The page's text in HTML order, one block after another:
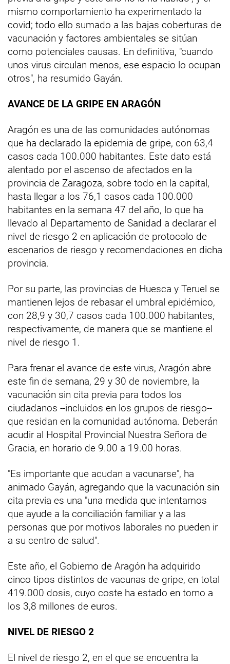
mismo comportamiento ha experimentado la
covid; todo ello sumado a las bajas coberturas de
vacunación y factores ambientales se sitúan
como potenciales causas. En definitiva, "cuando
unos virus circulan menos, ese espacio lo ocupan
otros", ha resumido Gayán.
AVANCE DE LA GRIPE EN ARAGÓN
Aragón es una de las comunidades autónomas
que ha declarado la epidemia de gripe, con 63,4
casos cada 100.000 habitantes. Este dato está
alentado por el ascenso de afectados en la
provincia de Zaragoza, sobre todo en la capital,
hasta llegar a los 76,1 casos cada 100.000
habitantes en la semana 47 del año, lo que ha
llevado al Departamento de Sanidad a declarar el
nivel de riesgo 2 en aplicación de protocolo de
escenarios de riesgo y recomendaciones en dicha
provincia.
Por su parte, las provincias de Huesca y Teruel se
mantienen lejos de rebasar el umbral epidémico,
con 28,9 y 30,7 casos cada 100.000 habitantes,
respectivamente, de manera que se mantiene el
nivel de riesgo 1.
Para frenar el avance de este virus, Aragón abre
este fin de semana, 29 y 30 de noviembre, la
vacunación sin cita previa para todos los
ciudadanos --incluidos en los grupos de riesgo--
que residan en la comunidad autónoma. Deberán
acudir al Hospital Provincial Nuestra Señora de
Gracia, en horario de 9.00 a 19.00 horas.
"Es importante que acudan a vacunarse", ha
animado Gayán, agregando que la vacunación sin
cita previa es una "una medida que intentamos
que ayude a la conciliación familiar y a las
personas que por motivos laborales no pueden ir
a su centro de salud".
Este año, el Gobierno de Aragón ha adquirido
cinco tipos distintos de vacunas de gripe, en total
419.000 dosis, cuyo coste ha estado en torno a
los 3,8 millones de euros.
NIVEL DE RIESGO 2
El nivel de riesgo 2, en el que se encuentra la